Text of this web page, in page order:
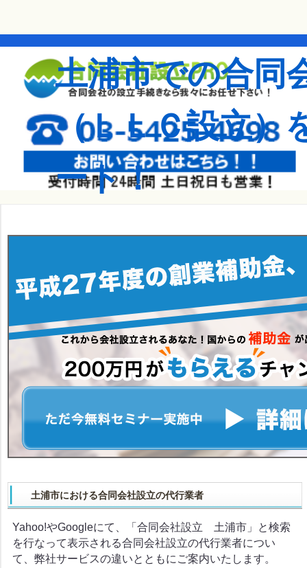
土浦市での合同
（ＬＬＣ設立）
ート！
土浦市における合同会社設立の代行業者
Yahoo!やGoogleにて、「合同会社設立 土浦市」と検索
を行なって表示される合同会社設立の代行業者につい
て、弊社サービスの違いとともにご案内いたします。